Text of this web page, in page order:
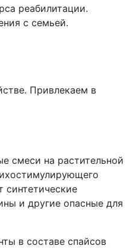
реабилитации.
с семьей.
Привлекаем в
смеси на растительной
синтетические
и другие опасные для
в составе спайсов